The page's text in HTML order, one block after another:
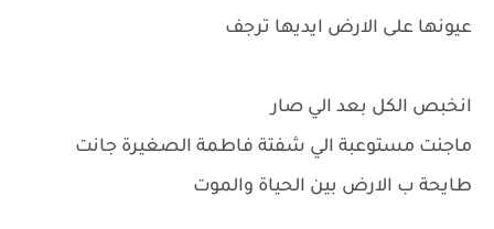
عيونها على الارض ايديها ترجف
انخبص الكل بعد الي صار
ماجنت مستوعبة الي شفتة فاطمة الصغيرة جانت
طايحة ب الارض بين الحياة والموت